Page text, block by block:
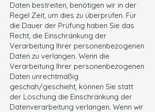
Daten bestreiten, benötigen wir in der
Regel Zeit, um dies zu überprüfen. Für
die Dauer der Prüfung haben Sie das
Recht, die Einschränkung der
Verarbeitung Ihrer personenbezogenen
Daten zu verlangen. Wenn die
Verarbeitung Ihrer personenbezogenen
Daten unrechtmäßig
geschah/geschieht, können Sie statt
der Löschung die Einschränkung der
Datenverarbeitung verlangen. Wenn wir